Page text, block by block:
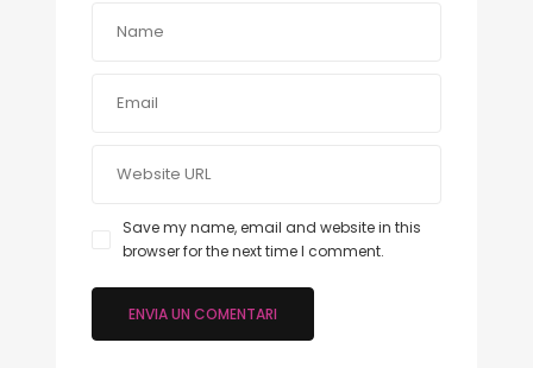
Save my name, email and website in this
browser for the next time I comment.